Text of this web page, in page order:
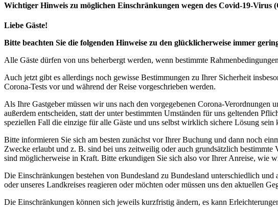
Wichtiger Hinweis zu möglichen Ein­schränk­ungen wegen des Covid-19-Virus
Liebe Gäste!
Bitte beachten Sie die folgenden Hinweise zu den glücklicherweise immer
Alle Gäste dürfen von uns beherbergt werden, wenn bestimmte
Auch jetzt gibt es allerdings noch gewisse Bestimmungen zu Ihrer Sicherheit
Corona-Tests vor und während der Reise vorgeschrieben werden.
Als Ihre Gastgeber müssen wir uns nach den vorgegebenen Corona-Verordnungen
außerdem entscheiden, statt der unter bestimmten Umständen für uns geltenden
speziellen Fall die einzige für alle Gäste und uns selbst wirklich sichere Lösung sein
Bitte informieren Sie sich am besten zunächst vor Ihrer Buchung und dann noch
Zwecke erlaubt und z. B. sind bei uns zeitweilig oder auch grundsätzlich
sind möglicherweise in Kraft. Bitte erkundigen Sie sich also vor Ihrer Anreise, wie
Die Einschränkungen bestehen von Bundesland zu Bundesland unterschiedlich
oder unseres Landkreises reagieren oder möchten oder müssen uns den aktuellen
Die Einschränkungen können sich jeweils kurzfristig ändern, es kann